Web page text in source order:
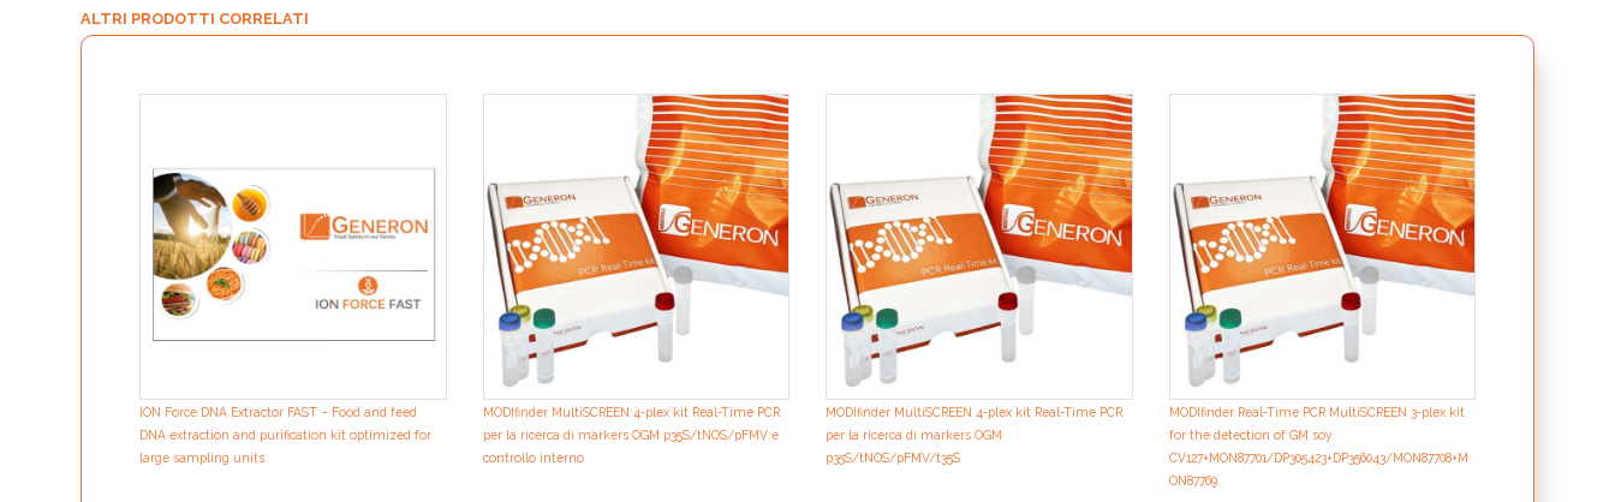
ALTRI PRODOTTI CORRELATI
ION Force DNA Extractor FAST – Food and feed
DNA extraction and purification kit optimized for
large sampling units
MODIfinder MultiSCREEN 4-plex kit Real-Time PCR
per la ricerca di markers OGM p35S/tNOS/pFMV e
controllo interno
MODIfinder MultiSCREEN 4-plex kit Real-Time PCR
per la ricerca di markers OGM
p35S/tNOS/pFMV/t35S
MODIfinder Real-Time PCR MultiSCREEN 3-plex kit
for the detection of GM soy
CV127+MON87701/DP305423+DP356043/MON87708+M
ON87769